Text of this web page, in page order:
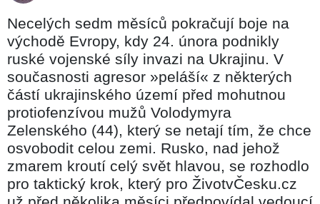
Necelých sedm měsíců pokračují boje na
východě Evropy, kdy 24. února podnikly
ruské vojenské síly invazi na Ukrajinu. V
současnosti agresor »peláší« z některých
částí ukrajinského území před mohutnou
protiofenzívou mužů Volodymyra
Zelenského (44), který se netají tím, že chce
osvobodit celou zemi. Rusko, nad jehož
zmarem kroutí celý svět hlavou, se rozhodlo
pro taktický krok, který pro ŽivotvČesku.cz